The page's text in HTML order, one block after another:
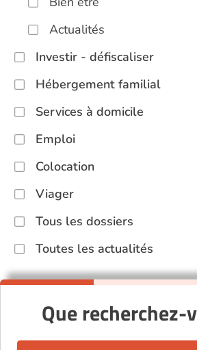
Actualités
Investir - défiscaliser
Hébergement familial
Services à domicile
Emploi
Colocation
Viager
Tous les dossiers
Toutes les actualités
Que recherchez-